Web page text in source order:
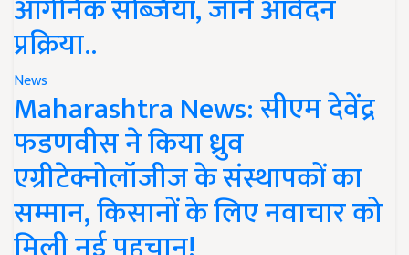
ऑर्गेनिक सब्जियां, जानें आवेदन
प्रक्रिया..
News
Maharashtra News: सीएम देवेंद्र
फडणवीस ने किया ध्रुव
एग्रीटेक्नोलॉजीज के संस्थापकों का
सम्मान, किसानों के लिए नवाचार को